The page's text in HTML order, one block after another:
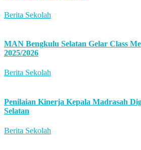
Berita Sekolah
MAN Bengkulu Selatan Gelar Class
2025/2026
Berita Sekolah
Penilaian Kinerja Kepala Madrasah
Selatan
Berita Sekolah